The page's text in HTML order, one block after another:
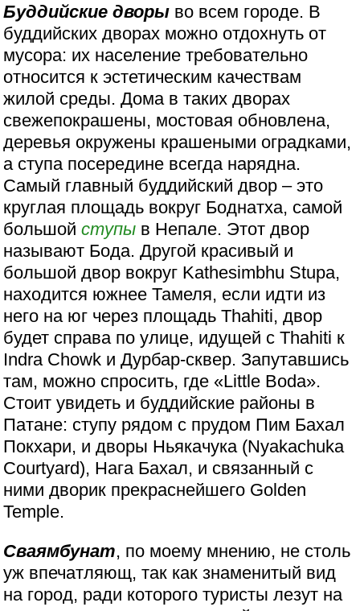
Буддийские дворы во всем городе. В
буддийских дворах можно отдохнуть от
мусора: их население требовательно
относится к эстетическим качествам
жилой среды. Дома в таких дворах
свежепокрашены, мостовая обновлена,
деревья окружены крашеными оградками,
а ступа посередине всегда нарядна.
Самый главный буддийский двор – это
круглая площадь вокруг Боднатха, самой
большойступы в Непале. Этот двор
называют Бода. Другой красивый и
большой двор вокруг Kathesimbhu Stupa,
находится южнее Тамеля, если идти из
него на юг через площадь Thahiti, двор
будет справа по улице, идущей с Thahiti к
Indra Chowk и Дурбар-сквер. Запутавшись
там, можно спросить, где «Little Boda».
Стоит увидеть и буддийские районы в
Патане: ступу рядом с прудом Пим Бахал
Покхари, и дворы Ньякачука (Nyakachuka
Courtyard), Нага Бахал, и связанный с
ними дворик прекраснейшего Golden
Temple.
Сваямбунат, по моему мнению, не столь
уж впечатляющ, так как знаменитый вид
на город, ради которого туристы лезут на